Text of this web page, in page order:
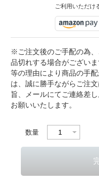
ご利用いただけ
※ご注文後のご手配の為、
品切れする場合がござい
等の理由により商品の手
は、誠に勝手ながらご注
旨、メールにてご連絡差
お願いいたします。
数量